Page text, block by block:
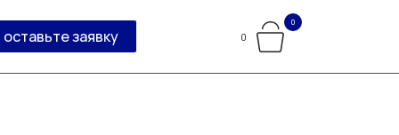
оставьте заявку 0
0